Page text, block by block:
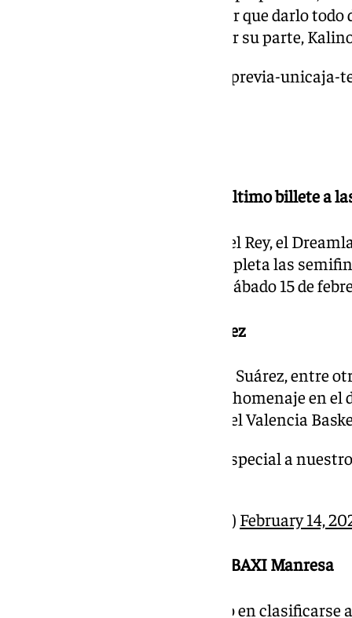
pero sabemos que vamos a tener que darlo
darnos un respiro», ha dicho, por su parte,
https://www.101tv.es/djedovic-previa-
23.16 | El Gran Canaria coge el último billete a
El equipo anfitrión de la Copa del Rey, el
al Valencia Basket (79-65) y completa las
enfrentará al Real Madrid este sábado 15 de
22.28 | Homenaje a Carlos Suárez
El ex jugador del Unicaja Carlos Suárez, entre
español, ha recibido un sentido homenaje en
de final entre el Gran Canaria y el Valencia
¡Enhorabuena a todos, en especial a
— UnicajaCB (@unicajaCB) February 14,
19.30 | El Real Madrid arrolla al BAXI Manresa
Los blancos son el tercer equipo en